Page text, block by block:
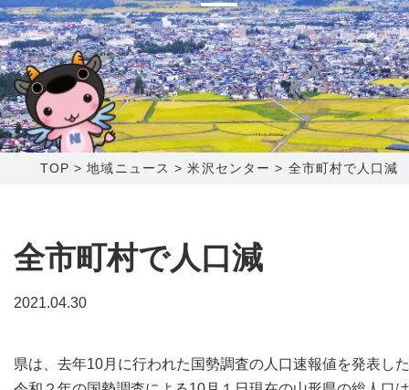
サポート
Q&A
センター情報
採用情報
お問い合わせ
お申し込み
〒992-0044
山形県米沢市春日四丁目2-75
0238-24-2525
営業時間 9:00～18:00
〒960-8252
福島県福島市御山字一本松17-1-
1
0120-173-577
営業時間 9:15～18:00
〒041-0801
北海道函館市桔梗町379-31
〒950-1189
新潟県新潟市西区山田2310-39
TOP >地域ニュース >米沢センター > 全市町村で人口減
全市町村で人口減
2021.04.30
県は、去年10月に行われた国勢調査の人口速報値を発表し